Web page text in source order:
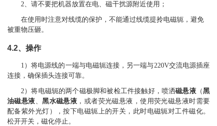
2、 请不要把机器放置在电、磁干扰源附近使用 ；
在使用时注意对线缆的保护， 不能通过线缆提拎电磁轭， 避免
被重物压砸。
4.2、 操作
1 ）将电源线的一端与电磁轭连接，另一端与220V交流电源插座
连接，确保插头连接可靠。
2）将电磁轭的两个磁极脚和被检工件接触好，喷洒磁悬液（黑
油磁悬液、黑水磁悬液 ，或者荧光磁悬液，使用荧光磁悬液时需要
配备紫外光灯），按下电磁轭上的开关，此时电磁轭对工件磁化。
松开开关，磁化停止。